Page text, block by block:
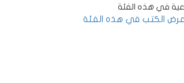
في هذه الفئة
عرض الكتب في هذه الفئة